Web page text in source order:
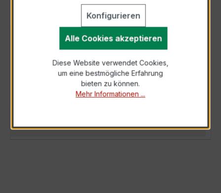
BESCHREIBUNG
Der Wickelstromwandler WSK 60 30/5 A 2,5
VA Kl. 1 ist ein flexibler, hochpräziser
Niederspannungs-Messwandler der
Mehr
Konfigurieren
Alle Cookies akzeptieren
Diese Website verwendet Cookies,
um eine bestmögliche Erfahrung
bieten zu können.
Mehr Informationen ...